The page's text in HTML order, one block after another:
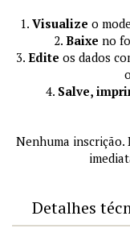
1. Visualize o
2. Baixe no
3. Edite os dados
4. Salve,
Nenhuma
Detalhes